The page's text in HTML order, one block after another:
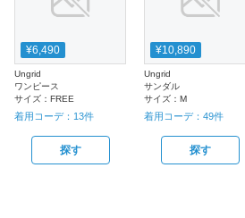
¥6,490
Ungrid
ワンピース
サイズ： FREE
着用コーデ： 13件
探す
¥10,890
Ungrid
サンダル
サイズ：M
着用コーデ：49件
探す